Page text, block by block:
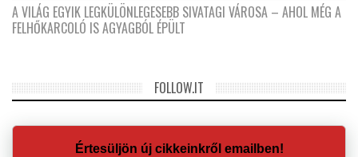
A VILÁG EGYIK LEGKÜLÖNLEGESEBB SIVATAGI VÁROSA – AHOL MÉG A
FELHŐKARCOLÓ IS AGYAGBÓL ÉPÜLT
FOLLOW.IT
Értesüljön új cikkeinkről emailben!